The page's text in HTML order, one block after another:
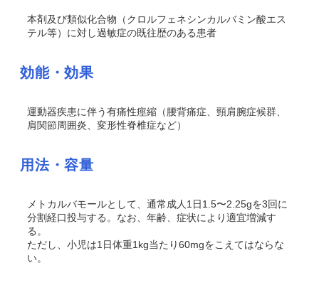
本剤及び類似化合物（クロルフェネシンカルバミン酸エス
テル等）に対し過敏症の既往歴のある患者
効能・効果
運動器疾患に伴う有痛性痙縮（腰背痛症、頸肩腕症候群、
肩関節周囲炎、変形性脊椎症など）
用法・容量
メトカルバモールとして、通常成人1日1.5〜2.25gを3回に
分割経口投与する。なお、年齢、症状により適宜増減す
る。
ただし、小児は1日体重1kg当たり60mgをこえてはならな
い。